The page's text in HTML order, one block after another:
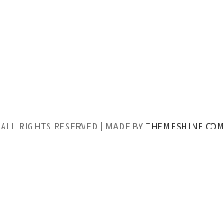
. ALL RIGHTS RESERVED | MADE BYTHEMESHINE.COM